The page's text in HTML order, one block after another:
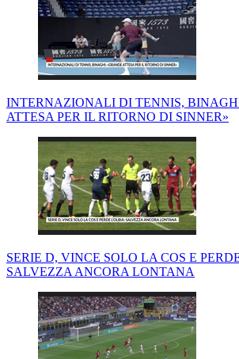
INTERNAZIONALI DI TENNIS,
ATTESA PER IL RITORNO DI SINNER»
SERIE D, VINCE SOLO LA COS E
SALVEZZA ANCORA LONTANA